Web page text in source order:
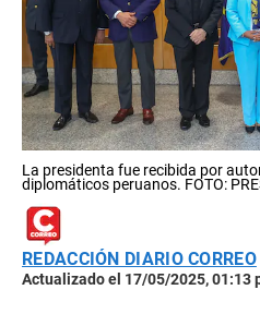
La presidenta fue recibida por
diplomáticos peruanos. FOTO:
REDACCIÓN DIARIO CORREO
Actualizado el 17/05/2025, 01:13